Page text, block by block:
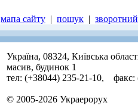
мапа сайту | пошук |
Україна, 08324, Київська
масив, будинок 1
тел: (+38044) 235-21-10, факс:
© 2005-2026 Украерорух